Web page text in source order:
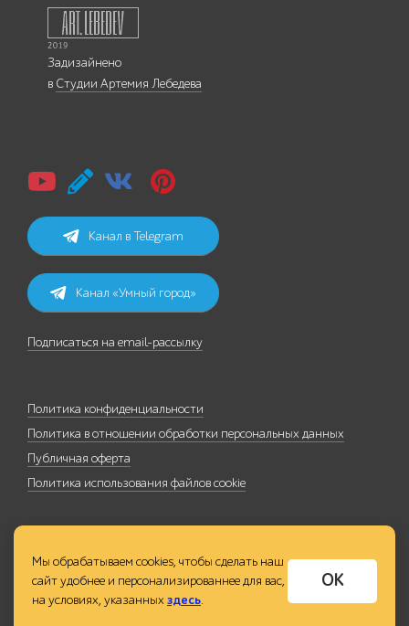
Задизайнено
в Студии Артемия Лебедева
Канал в Telegram
Канал «Умный город»
Подписаться на email-рассылку
Политика конфиденциальности
Политика в отношении обработки персональных данных
Публичная оферта
Политика использования файлов cookie
Мы обрабатываем cookies, чтобы сделать наш
сайт удобнее и персонализированнее для вас,
на условиях, указанныхздесь.
ОК